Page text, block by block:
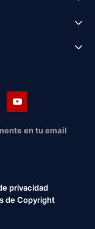
en tu email
privacidad
de Copyright